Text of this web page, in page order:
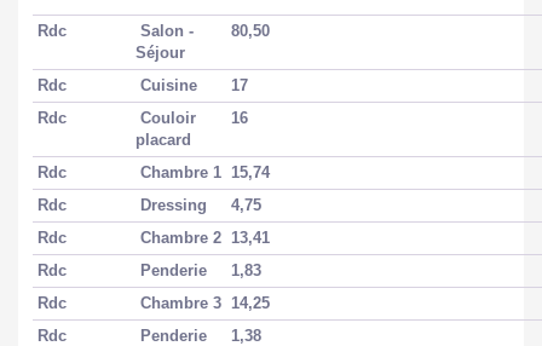
Surface terrain
Nombre pièces 7
Chambres
Salle(s) d'eau
Rdc
Salon -
Séjour
80,50
Rdc Cuisine
17
Rdc
Couloir
placard
16
Rdc Chambre 1 15,74
Rdc
Dressing
4,75
Rdc
Chambre 2 13,41
Rdc
Penderie
1,83
Rdc
Chambre 3 14,25
Rdc
Penderie
1,38